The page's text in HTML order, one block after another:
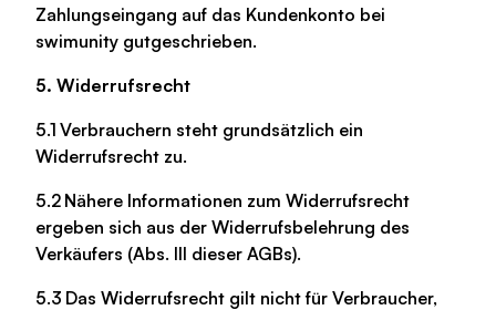
Zahlungseingang auf das Kundenkonto bei
swimunity gutgeschrieben.
5. Widerrufsrecht
5.1 Verbrauchern steht grundsätzlich ein
Widerrufsrecht zu.
5.2 Nähere Informationen zum Widerrufsrecht
ergeben sich aus der Widerrufsbelehrung des
Verkäufers (Abs. III dieser AGBs).
5.3 Das Widerrufsrecht gilt nicht für Verbraucher,